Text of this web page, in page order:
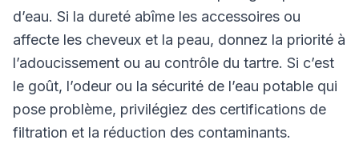
d’eau. Si la dureté abîme les accessoires ou
affecte les cheveux et la peau, donnez la priorité à
l’adoucissement ou au contrôle du tartre. Si c’est
le goût, l’odeur ou la sécurité de l’eau potable qui
pose problème, privilégiez des certifications de
filtration et la réduction des contaminants.